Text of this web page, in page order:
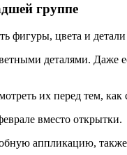
группе
фигуры, цвета и детали
деталями. Даже
их перед тем, как
вместо открытки.
аппликацию, также